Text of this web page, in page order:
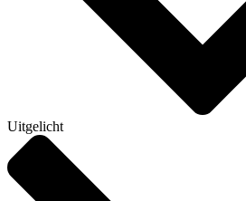
Uitgelicht